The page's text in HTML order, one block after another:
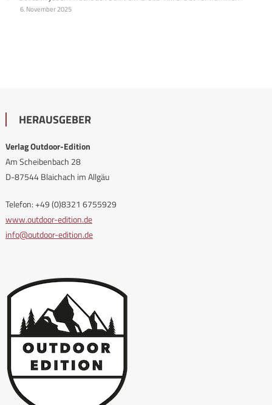
6. November 2025
HERAUSGEBER
Verlag Outdoor-Edition
Am Scheibenbach 28
D-87544 Blaichach im Allgäu
Telefon: +49 (0)8321 6755929
www.outdoor-edition.de
info@outdoor-edition.de